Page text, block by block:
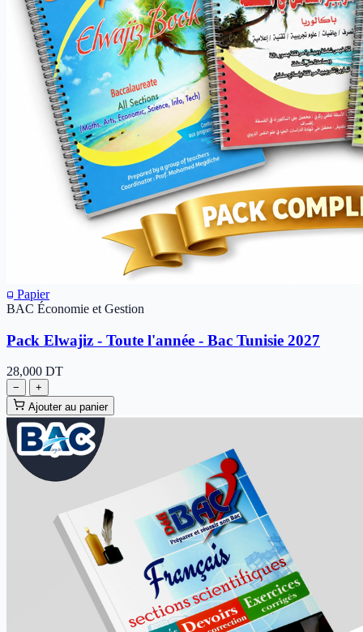
Papier
BAC Économie et Gestion
Pack Elwajiz - Toute l'année - Bac Tunisie 2027
28,000 DT
−
+
Ajouter au panier